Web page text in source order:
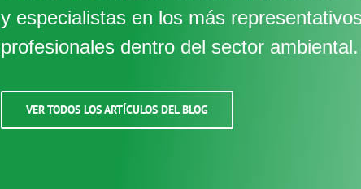
y especialistas en los más
profesionales dentro del sector ambiental.
VER TODOS LOS ARTÍCULOS DEL BLOG